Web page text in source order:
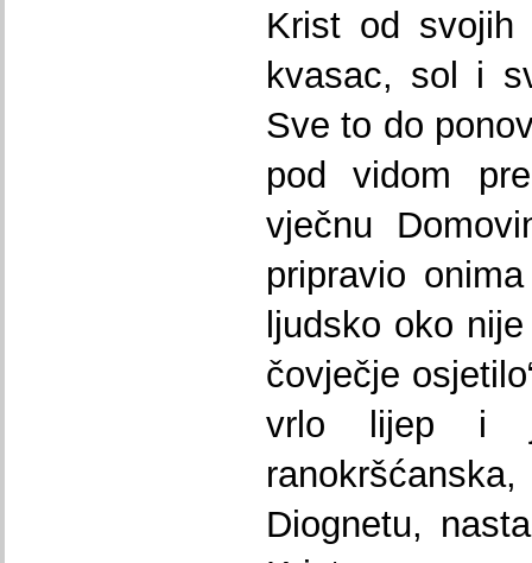
Krist od svojih
kvasac, sol i
Sve to do
pod vidom
vječnu
pripravio
ljudsko oko
čovječje
vrlo lijep i
Diognetu,